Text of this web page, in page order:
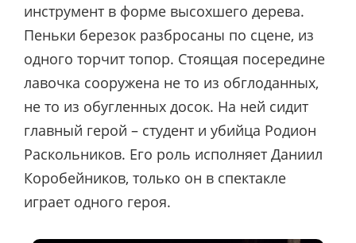
инструмент в форме высохшего дерева.
Пеньки березок разбросаны по сцене, из
одного торчит топор. Стоящая посередине
лавочка сооружена не то из обглоданных,
не то из обугленных досок. На ней сидит
главный герой – студент и убийца Родион
Раскольников. Его роль исполняет Даниил
Коробейников, только он в спектакле
играет одного героя.